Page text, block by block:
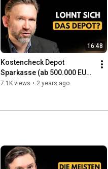
16:48
Kostencheck Depot
Sparkasse (ab 500.000 EUR
Wertpapiervermögen)
7.1K views • 2 years ago